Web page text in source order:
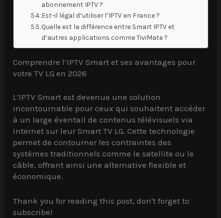
abonnement IPTV ?
Est-il légal d’utiliser l’IPTV en France ?
Quelle est la différence entre Smart IPTV et
d’autres applications comme TiviMate ?
Comprendre l’IPTV Smart et ses avantages pour
votre TV LG en 2026
L’IPTV Smart est devenue une solution
incontournable pour ceux qui souhaitent accéder
à un large éventail de contenus télévisuels via
Internet sur leur Smart TV LG. Cette technologie
permet de contourner les contraintes des
systèmes traditionnels comme le satellite ou le
câble, offrant ainsi une alternative flexible et
économique.
Thank you for reading this post, don't forget to
subscribe!